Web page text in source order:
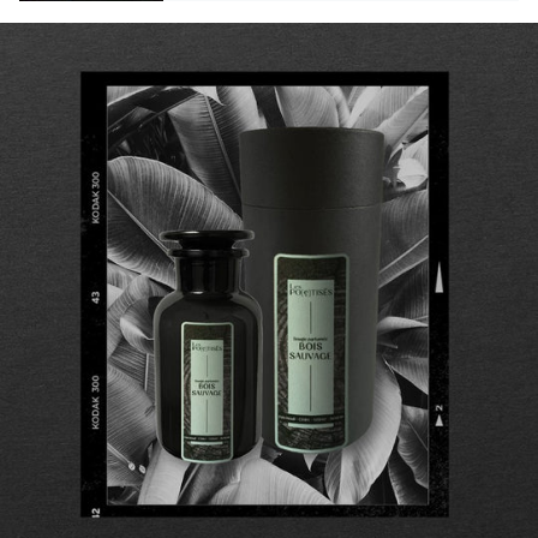
toile de Jouy. Inspirations mythologiques, scènes
pastorales, paysages pittoresques ou exotiques
Un charme désuet, empreint de légèreté et de fraîcheur
mêlé à des couleurs acidulées plus contemporaines,
formant un joyeux tableau qui enchantera tous vos sens.
Illustrations de toiles de Jouy, adaptées des archives
numériques duMetropolitan Museum of Art
Ces bougies peuvent également se parer decamées
en plâtre à l'effigie de la déesse Vénus. Un
hommage à lamarquise de Pompadour, fervente
défenseuse des Arts et des Lettres, et favorite de Louis
remit sur le devant de la scène du XVIIIe
siècle l'Art du camée.
BOUGIES D'APOTHICAIRE